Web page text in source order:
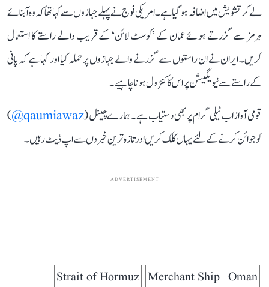
لے کر تشویش میں اضافہ ہو گیا ہے۔ امریکی فوج نے پہلے جہازوں سے کہا تھا کہ وہ آبنائے
ہرمز سے گزرتے ہوئے عمان کے ’کوسٹ لائن‘ کے قریب والے راستے کا استعمال
کریں۔ ایران نے ان راستوں سے گزرنے والے جہازوں پر حملہ کیا اور کہا ہے کہ پانی
کے راستے سے نیویگیشن پر اس کا کنٹرول ہونا چاہیے۔
قومی آواز اب ٹیلی گرام پر بھی دستیاب ہے۔ ہمارے چینل (qaumiawaz@
)
کو جوائن کرنے کے لئے یہاں کلک کریں اور تازہ ترین خبروں سے اپ ڈیٹ رہیں۔
ADVERTISEMENT
Oman
Merchant Ship
Strait of Hormuz